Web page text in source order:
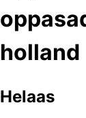
holland
Helaas